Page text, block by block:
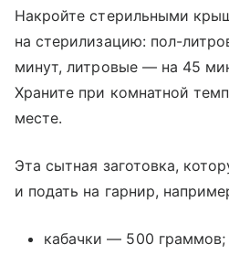
Накройте стерильными
на стерилизацию: пол-
минут, литровые — на 45
Храните при комнатной
месте.
Эта сытная заготовка,
и подать на гарнир,
кабачки — 500 граммов;